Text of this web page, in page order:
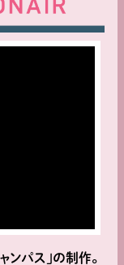
ンパス」の制作。